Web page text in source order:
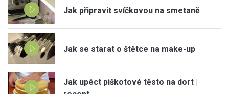
Jak připravit svíčkovou na smetaně
Jak se starat o štětce na make-up
Jak upéct piškotové těsto na dort |